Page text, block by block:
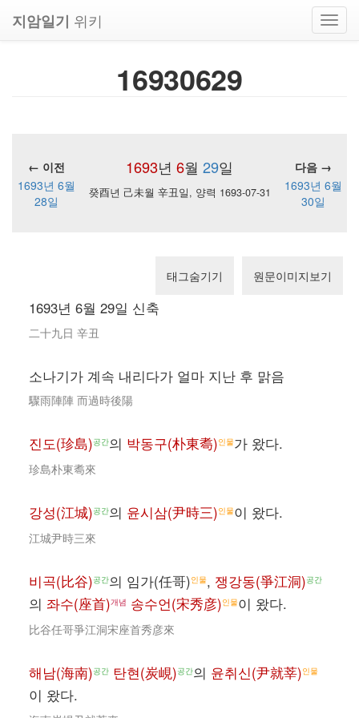
지암일기 위키
16930629
1693년 6월 29일
← 이전
다음 →
1693년 6월
28일
癸酉년 己未월 辛丑일, 양력 1693-07-31
1693년 6월
30일
태그숨기기 원문이미지보기
1693년 6월 29일 신축
二十九日 辛丑
소나기가 계속 내리다가 얼마 지난 후 맑음
驟雨陣陣 而過時後陽
진도(珍島)공간의 박동구(朴東耈)인물가 왔다.
珍島朴東耈來
강성(江城)공간의 윤시삼(尹時三)인물이 왔다.
江城尹時三來
비곡(比谷)공간의 임가(任哥)인물, 쟁강동(爭江洞)공간
의 좌수(座首)개념 송수언(宋秀彦)인물이 왔다.
比谷任哥爭江洞宋座首秀彦來
해남(海南)공간 탄현(炭峴)공간의 윤취신(尹就莘)인물
이 왔다.